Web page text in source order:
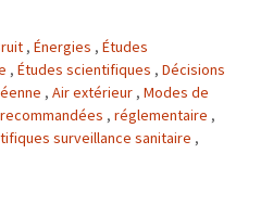
, Énergies , Études
, Études scientifiques , Décisions
, Air extérieur , Modes de
, réglementaire ,
surveillance sanitaire ,